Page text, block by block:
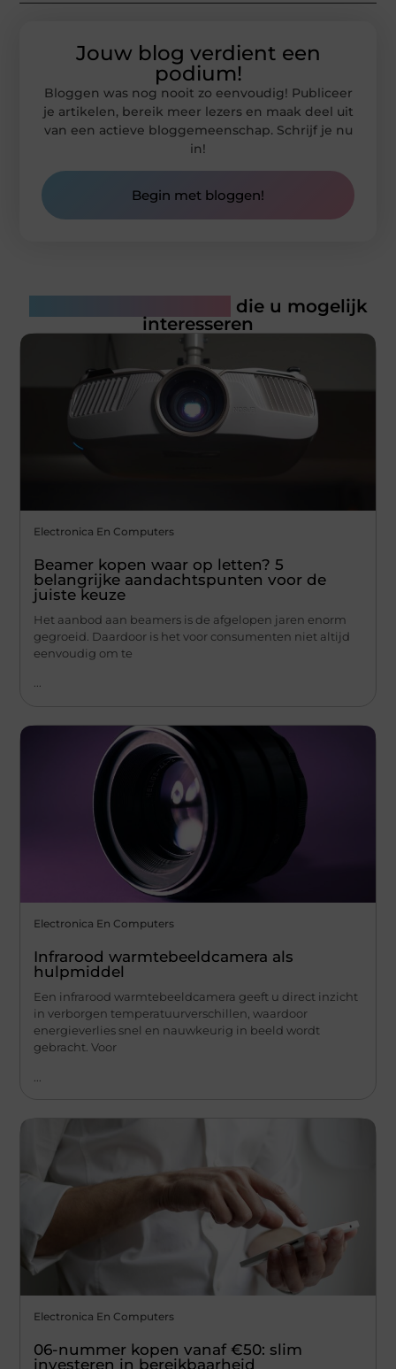
Jouw blog verdient een
podium!
Bloggen was nog nooit zo eenvoudig! Publiceer
je artikelen, bereik meer lezers en maak deel uit
van een actieve bloggemeenschap. Schrijf je nu
in!
Begin met bloggen!
die u mogelijk
interesseren
Electronica En Computers
Beamer kopen waar op letten? 5
belangrijke aandachtspunten voor de
juiste keuze
Het aanbod aan beamers is de afgelopen jaren enorm
gegroeid. Daardoor is het voor consumenten niet altijd
eenvoudig om te
...
Electronica En Computers
Infrarood warmtebeeldcamera als
hulpmiddel
Een infrarood warmtebeeldcamera geeft u direct inzicht
in verborgen temperatuurverschillen, waardoor
energieverlies snel en nauwkeurig in beeld wordt
gebracht. Voor
Electronica En Computers
06-nummer kopen vanaf €50: slim
investeren in bereikbaarheid